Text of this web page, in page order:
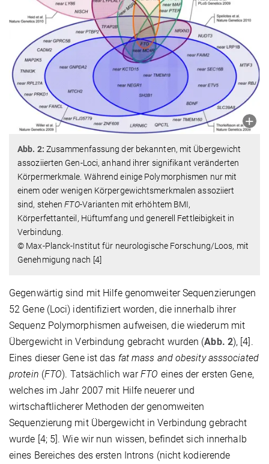
Abb. 2: Zusammenfassung der bekannten, mit Übergewicht
assoziierten Gen-Loci, anhand ihrer signifikant veränderten
Körpermerkmale. Während einige Polymorphismen nur mit
einem oder wenigen Körpergewichtsmerkmalen assoziiert
sind, stehenFTO-Varianten mit erhöhtem BMI,
Körperfettanteil, Hüftumfang und generell Fettleibigkeit in
Verbindung.
© Max-Planck-Institut für neurologische Forschung/Loos, mit
Genehmigung nach [4]
Gegenwärtig sind mit Hilfe genomweiter Sequenzierungen
52 Gene (Loci) identifiziert worden, die innerhalb ihrer
Sequenz Polymorphismen aufweisen, die wiederum mit
Übergewicht in Verbindung gebracht wurden (Abb. 2), [4].
Eines dieser Gene ist das fat mass and obesity asssociated
protein (FTO). Tatsächlich warFTO eines der ersten Gene,
welches im Jahr 2007 mit Hilfe neuerer und
wirtschaftlicherer Methoden der genomweiten
Sequenzierung mit Übergewicht in Verbindung gebracht
wurde [4; 5]. Wie wir nun wissen, befindet sich innerhalb
eines Bereiches des ersten Introns (nicht kodierende